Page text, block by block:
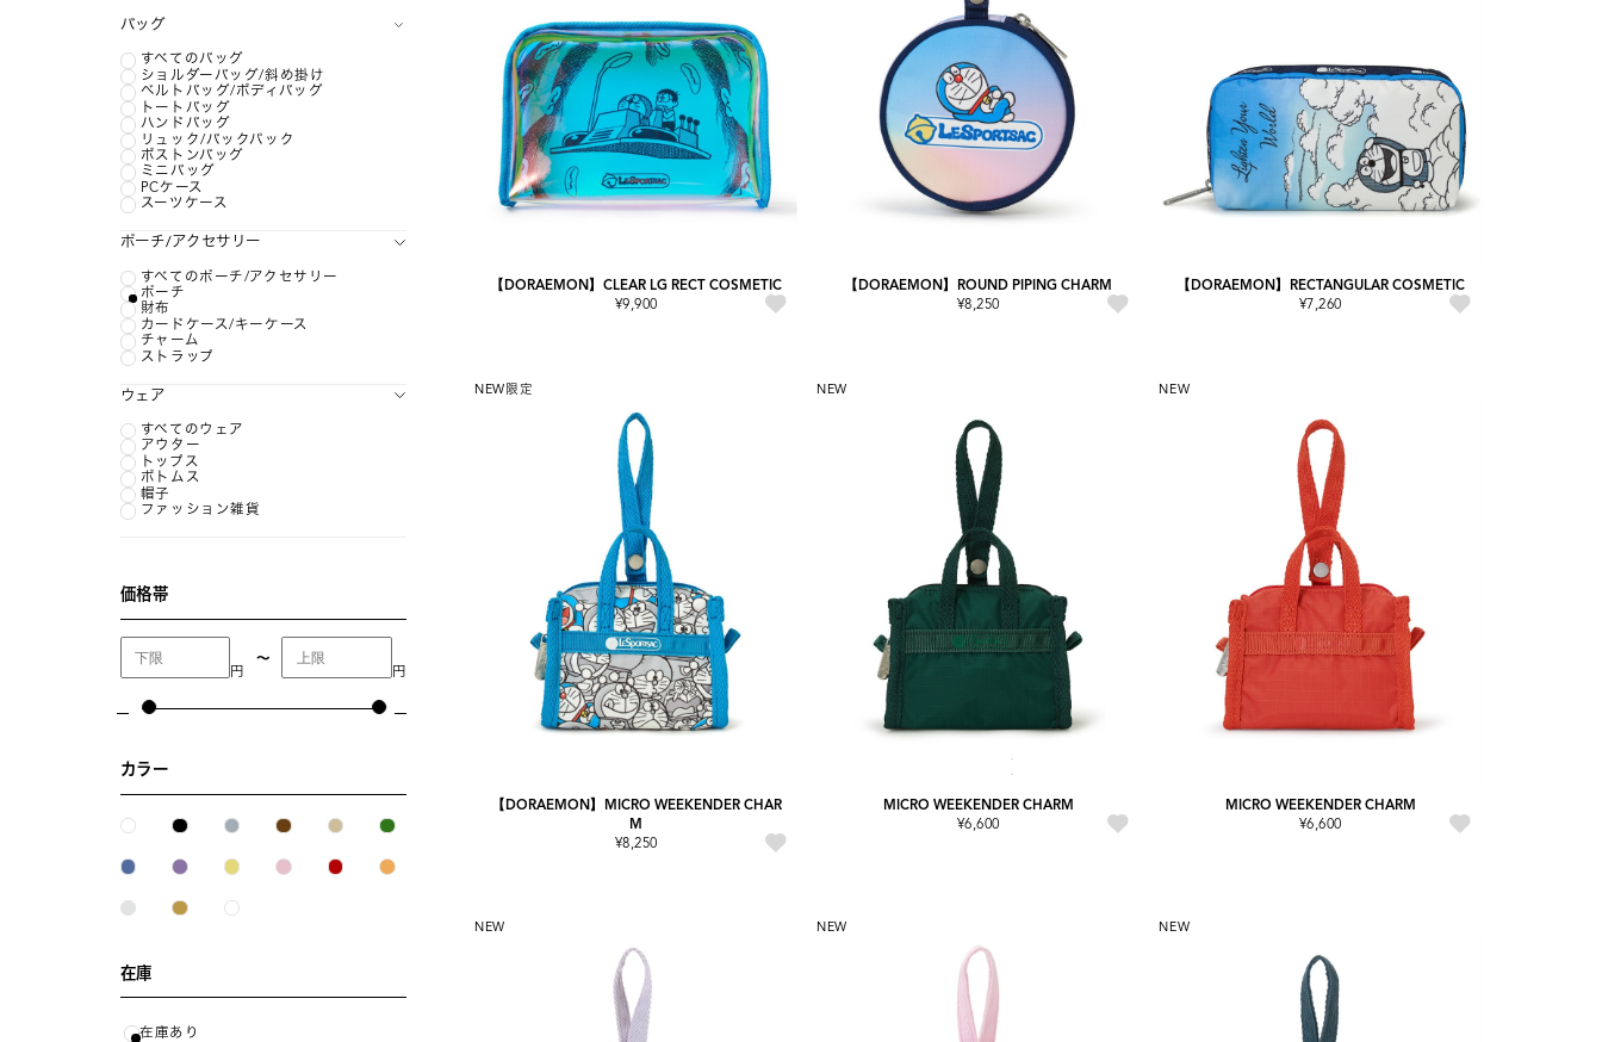
バッグ
すべてのバッグ
ショルダーバッグ/斜め掛け
ベルトバッグ/ボディバッグ
トートバッグ
ハンドバッグ
リュック/バックパック
ボストンバッグ
ミニバッグ
PCケース
スーツケース
ポーチ/アクセサリー
すべてのポーチ/アクセサリー
ポーチ
財布
カードケース/キーケース
チャーム
ストラップ
ウェア
すべてのウェア
アウター
トップス
ボトムス
帽子
ファッション雑貨
価格帯
円
〜
円
カラー
在庫
在庫あり
【DORAEMON】CLEAR LG RECT COSMETIC
¥9,900
【DORAEMON】ROUND PIPING CHARM
¥8,250
【DORAEMON】RECTANGULAR COSMETIC
¥7,260
NEW 限定
【DORAEMON】MICRO WEEKENDER CHAR
M
¥8,250
NEW
MICRO WEEKENDER CHARM
¥6,600
NEW
MICRO WEEKENDER CHARM
¥6,600
NEW NEW NEW